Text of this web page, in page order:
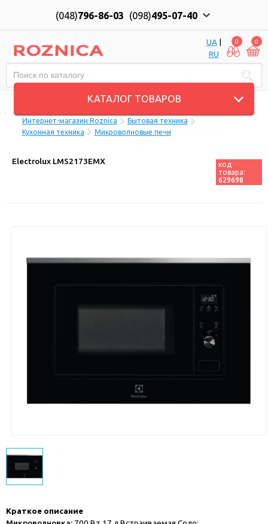
(048)796-86-03 (098)495-07-40
UA|
RU
0 0
КАТАЛОГ ТОВАРОВ
Интернет-магазин Roznica
Бытовая техника
Кухонная техника
Микроволновые печи
Electrolux LMS2173EMX
код
товара:
629698
Краткое описание